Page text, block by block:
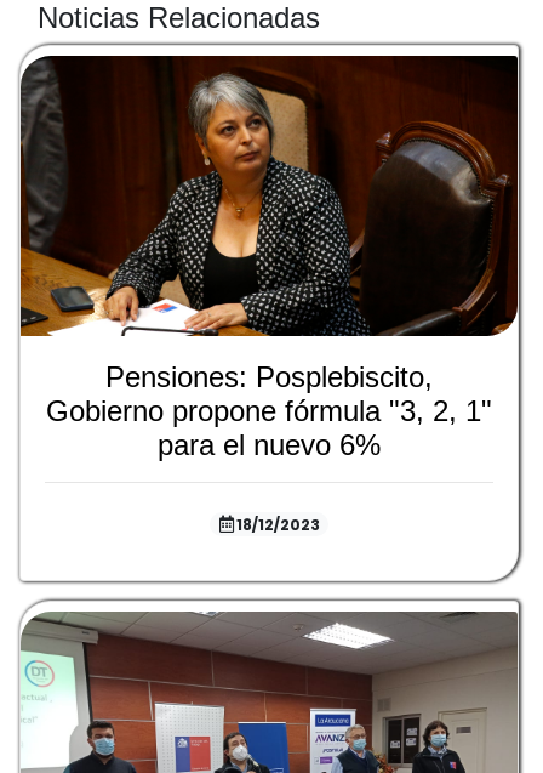
Noticias Relacionadas
Pensiones: Posplebiscito,
Gobierno propone fórmula "3, 2, 1"
para el nuevo 6%
18/12/2023